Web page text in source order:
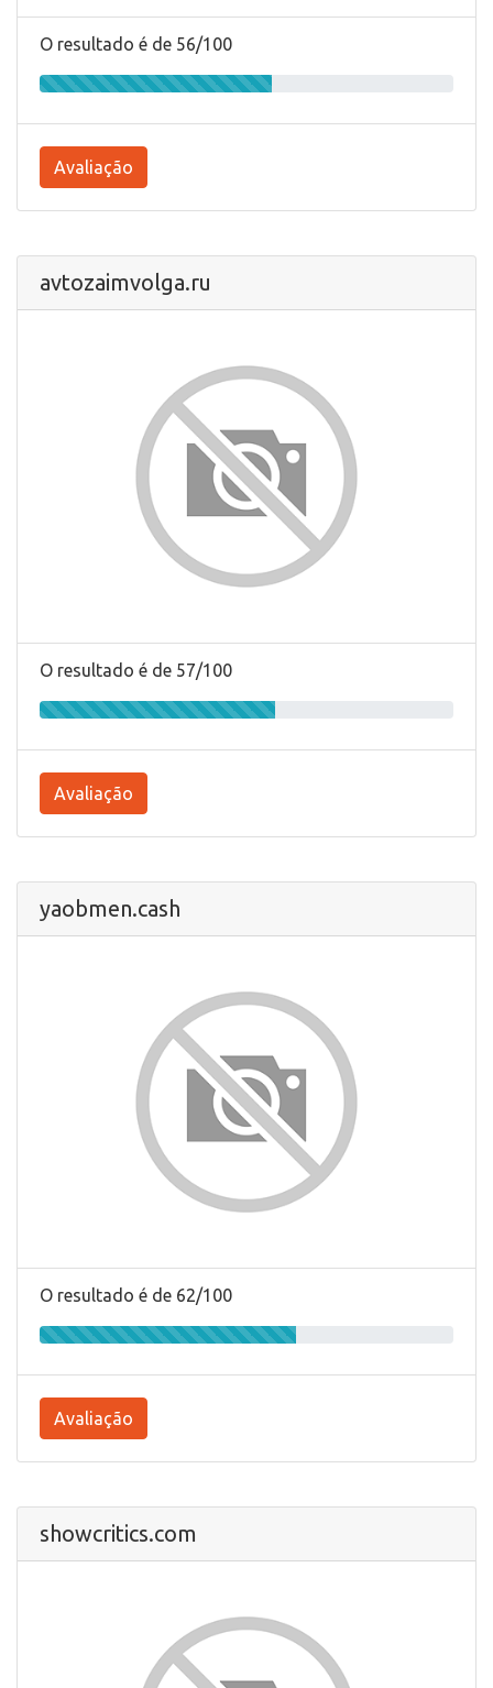
O resultado é de 56/100
Avaliação
avtozaimvolga.ru
O resultado é de 57/100
Avaliação
yaobmen.cash
O resultado é de 62/100
Avaliação
showcritics.com